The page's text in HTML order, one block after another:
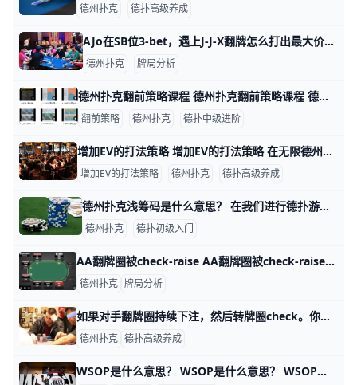
德州扑克 德扑高级养成
AJo在SB位3-bet，遇上J-J-X翻牌怎么打出最大价值 AJo在SB位3-bet，遇上J-J-X翻牌怎么打出最大价值 我们在牌桌上的盈利多数时候是靠少数大底池获得的，所以学会把握好这些大底池就是很基
德州扑克 牌局分析
德州扑克翻前策略课程 德州扑克翻前策略课程 德州扑克的翻前策略是整个游戏的核心，大部分翻后的错误都是由翻前错误引起的，完整系统地学习，是让您水平可持续提高的核心！ 基
翻前策略 德州扑克 德扑中级进阶
增加EV的打法策略 增加EV的打法策略 在无限德州中，有时候你手中牌是什么并不是最重要的，如果你能明白对手的意图，面对你的行动他会有什么反应，你就能想出最好的方法
增加EV的打法策略 德州扑克 德扑高级养成
德州扑克浅筹码是什么意思？ 在我们进行德扑游戏时，常常提到筹码深度一词。那什么是筹码深度呢？简单的说，筹码深度就是你面前有多少筹码。 “浅筹码”指的就是你拥有的筹码比较少
德州扑克 德扑初级入门
AA翻牌圈被check-raise AA翻牌圈被check-raise 牌局背景及过程 这手牌来自盲注1/2美元的无限德州扑克现金局。桌上玩家筹码量如图。翻前，你在枪口位置用A♠ A
德州扑克 牌局分析
如果对手翻牌圈持续下注，然后转牌圈check。你应该怎么做？ 如果对手在翻牌圈持续下注，然后转牌圈check，你接下来怎么做？ 许多牌手习惯在翻牌圈用好牌下注。然后，当转牌发出时，他们check。总是如此
德州扑克 德扑高级养成
WSOP是什么意思？ WSOP是什么意思？ WSOP这个词对于德州扑克老手来说，肯定不会陌生了，但是对于德州扑克新手来说，可能还没听说过，WSOP是世界上最高规则的